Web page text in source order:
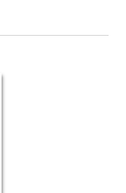
ーの使い方
、危険性
ります。